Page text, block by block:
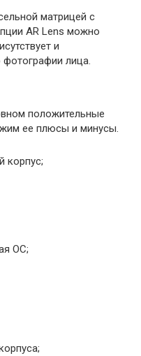
матрицей с
AR Lens можно
и
лица.
положительные
ее плюсы и минусы.
корпус;
ОС;